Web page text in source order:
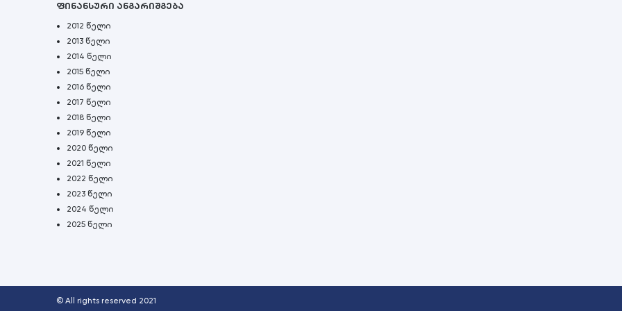
ფინანსური ანგარიშგება
2012 წელი
2013 წელი
2014 წელი
2015 წელი
2016 წელი
2017 წელი
2018 წელი
2019 წელი
2020 წელი
2021 წელი
2022 წელი
2023 წელი
2024 წელი
2025 წელი
© All rights reserved 2021